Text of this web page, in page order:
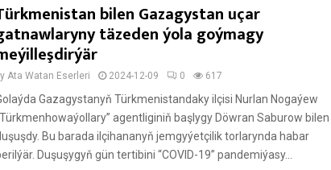
bilen Gazagystan uçar
täzeden ýola goýmagy
Ata Watan Eserleri 2024-12-09 0 617
Gazagystanyň Türkmenistandaky ilçisi Nurlan Nogaýew
agentliginiň başlygy Döwran Saburow bilen
Bu barada ilçihananyň jemgyýetçilik torlarynda habar
Duşuşygyň gün tertibini “COVID-19” pandemiýasy...